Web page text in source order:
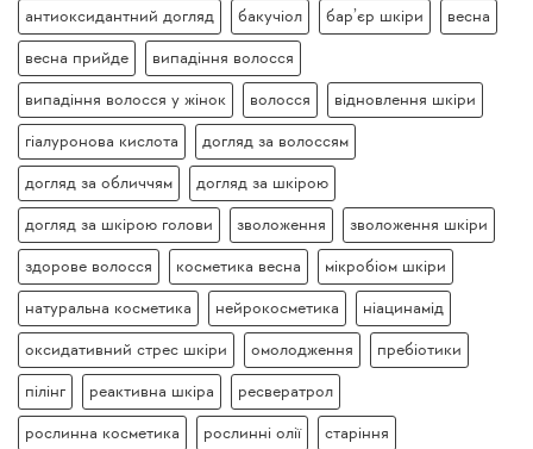
антиоксидантний догляд бакучіол бар’єр шкіри весна
весна прийде випадіння волосся
випадіння волосся у жінок волосся відновлення шкіри
гіалуронова кислота догляд за волоссям
догляд за обличчям догляд за шкірою
догляд за шкірою голови зволоження зволоження шкіри
здорове волосся косметика весна мікробіом шкіри
натуральна косметика нейрокосметика ніацинамід
оксидативний стрес шкіри омолодження пребіотики
пілінг реактивна шкіра ресвератрол
рослинна косметика рослинні олії старіння